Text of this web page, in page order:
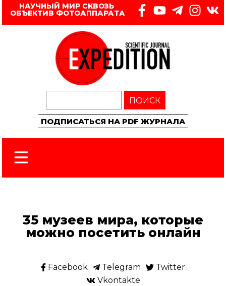
НАУЧНЫЙ МИР СКВОЗЬ
ОБЪЕКТИВ ФОТОАППАРАТА
ПОИСК
ПОДПИСАТЬСЯ НА PDF ЖУРНАЛА
35 музеев мира, которые
можно посетить онлайн
Facebook Telegram
Twitter
Vkontakte